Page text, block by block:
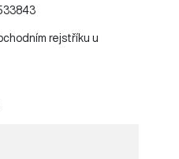
rejstříku u